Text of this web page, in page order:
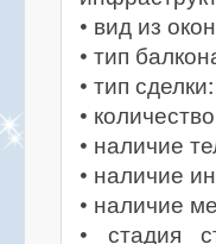
• вид из
• тип
• тип
•
• наличие
• наличие
• наличие
• стадия